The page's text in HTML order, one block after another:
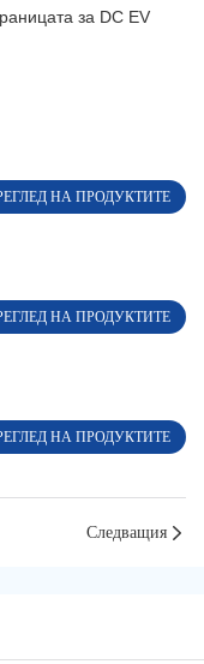
за DC EV
НА ПРОДУКТИТЕ
НА ПРОДУКТИТЕ
НА ПРОДУКТИТЕ
Следващия